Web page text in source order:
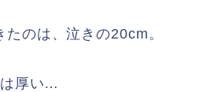
のは、泣きの20cm。
厚い…